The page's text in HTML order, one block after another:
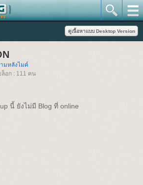
มหลังไมค์
อก : 111 คน
นี้ ยังไม่มี Blog ที่ online